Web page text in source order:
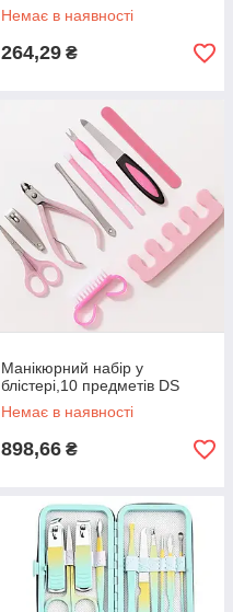
Немає в наявності
264,29 ₴
Манікюрний набір у
блістері,10 предметів DS
Немає в наявності
898,66 ₴